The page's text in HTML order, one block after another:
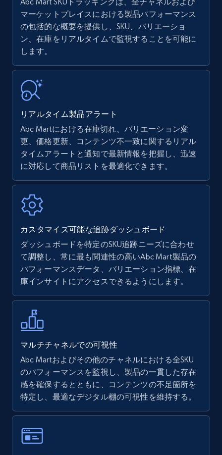
Amazon products - find products by using
upc numbers
Title, Seller name, Brand, Description, Initial
price, Currency, Availability, Reviews count, and
Amazon Reviews
URL, Product name, Product rating, Product
Author name, Asin, and more.
7.4K+
Walmart - products
URL, Final price, Sku, Currency, Gtin,
more.
5.6K+
Walmart - products - Find new products by
using specific category URL
URL, Final price, Sku, Currency, Gtin,
Specifications, Image urls, Top reviews, and
more.
マーケットプレイスにおける製品パフォーマンス
の包括的な概要を提供し、SKU、バリエーショ
ン、在庫をリアルタイムで監視することを可能に
します。
リアルタイム製品アラート
Abc Martにおける在庫切れ、バリエーション変
更、価格更新、コンテンツ不一致に関するリアル
タイムアラートと通知で最新情報を把握し、迅速
に対応して商品リストを最適化できます。
カスタマイズ可能な追跡ダッシュボード
ダッシュボードを特定のSKU追跡ニーズに合わせ
て調整し、常に最も関連性の高いAbc Mart製品の
パフォーマンスデータ、バリエーション指標、在
庫インサイトにアクセスできるようにします。
マルチチャネルでの可視性
Abc Martおよびその他のチャネルにおける全SKU
のパフォーマンスを監視し、製品の一貫した存在
感を確保するとともに、コンテンツの不足箇所を
特定し、最適なデジタル棚の可視性を維持する。